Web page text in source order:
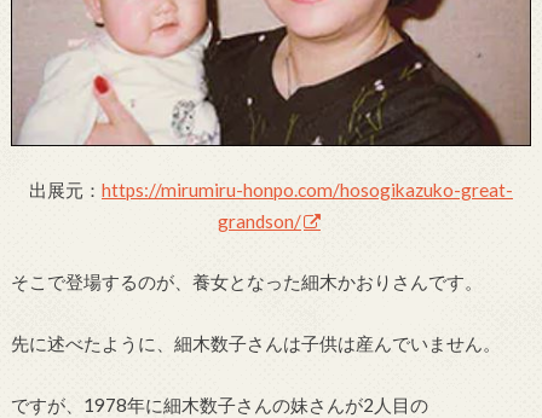
出展元： https://mirumiru-honpo.com/hosogikazuko-great-
grandson/
そこで登場するのが、養女となった細木かおりさんです。
先に述べたように、細木数子さんは子供は産んでいません。
ですが、1978年に細木数子さんの妹さんが2人目の